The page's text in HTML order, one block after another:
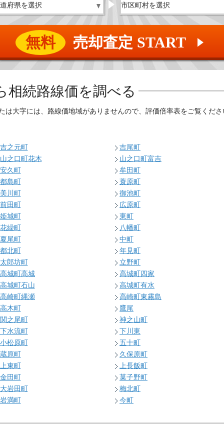
無料 売却査定 START ▲
相続路線価を調べる
は大字には、路線価地域がありませんので、評価倍率表をご覧くださ
吉之元町
吉尾町
山之口町花木
山之口町富吉
安久町
牟田町
都島町
蓑原町
美川町
御池町
前田町
広原町
姫城町
東町
花繰町
八幡町
夏尾町
中町
都北町
年見町
太郎坊町
立野町
高城町高城
高城町四家
高城町石山
高城町有水
高崎町縄瀬
高崎町東霧島
高木町
鷹尾
関之尾町
神之山町
下水流町
下川東
小松原町
五十町
蔵原町
久保原町
上東町
上長飯町
金田町
菓子野町
大岩田町
梅北町
岩満町
今町